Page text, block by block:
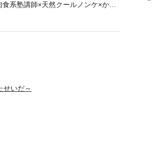
系塾講師×天然クールノンケ×かわ
せいだ～